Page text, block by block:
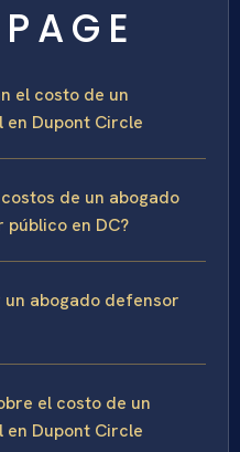
el costo de un
en Dupont Circle
de un abogado
en DC?
abogado defensor
el costo de un
en Dupont Circle